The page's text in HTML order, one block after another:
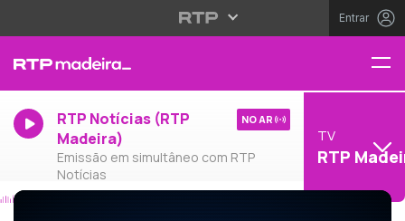
Entrar
RTP Notícias (RTP
Madeira)
Emissão em simultâneo com RTP
Notícias
NO AR
TV
RTP